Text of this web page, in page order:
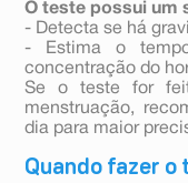
O teste possui um
- Detecta se há
- Estima o
concentração do
Se o teste for
menstruação,
dia para maior
Quando fazer o